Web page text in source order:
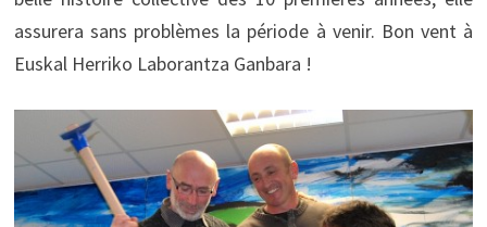
assurera sans problèmes la période à venir. Bon vent à
Euskal Herriko Laborantza Ganbara !